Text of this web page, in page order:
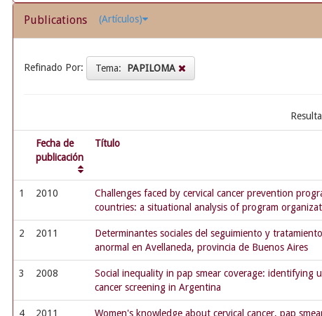
Publications (Artículos)
Refinado Por: Tema: PAPILOMA
Fecha de
publicación
Título
1 2010
Challenges faced by cervical cancer prevention
countries: a situational analysis of program
2 2011
Determinantes sociales del seguimiento y
anormal en Avellaneda, provincia de Buenos Aires
3 2008
Social inequality in pap smear coverage: identifying
cancer screening in Argentina
4 2011
Women's knowledge about cervical cancer, pap